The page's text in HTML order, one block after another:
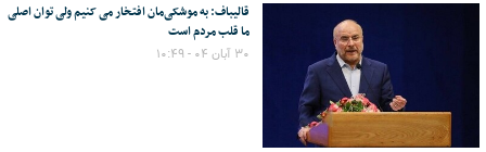
قالیباف: به موشکی‌مان افتخار می کنیم ولی توان اصلی
ما قلب مردم است
۳۰ آبان ۰۴ - ۱۰:۴۹